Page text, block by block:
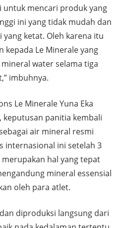
untuk mencari produk yang
ini yang tidak mudah dan
yang ketat. Oleh karena itu
kepada Le Minerale yang
water selama tiga
imbuhnya.
Le Minerale Yuna Eka
keputusan panitia kembali
air mineral resmi
internasional ini setelah 3
hal yang tepat
mineral essensial
oleh para atlet.
diproduksi langsung dari